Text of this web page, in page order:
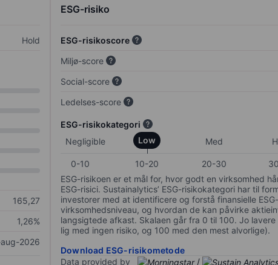
Hold
165,27
1,26%
2026
ESG-risiko
ESG-risikoscore
Miljø-score
Social-score
Ledelses-score
ESG-risikokategori
Negligible
Low Med
0-10 10-20 20-30
ESG-risikoen er et mål for, hvor godt en virksomhed
ESG-risici. Sustainalytics’ ESG-risikokategori har til
investorer med at identificere og forstå finansielle
virksomhedsniveau, og hvordan de kan påvirke
langsigtede afkast. Skalaen går fra 0 til 100. Jo
lig med ingen risiko, og 100 med den mest alvorlige).
Download ESG-risikometode
Data provided by
/